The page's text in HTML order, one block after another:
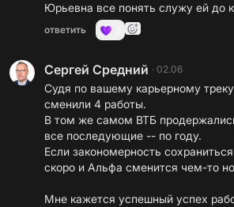
Юрьевна все понять служу ей до
ответить
Сергей Средний · 02.06
Судя по вашему карьерному
сменили 4 работы.
В том же самом ВТБ
все последующие -- по году.
Если закономерность
скоро и Альфа сменится чем-то
Мне кажется успешный успех